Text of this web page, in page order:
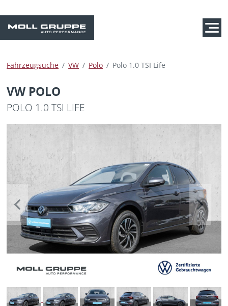
Fahrzeugsuche VW Polo Polo 1.0 TSI Life
VW POLO
POLO 1.0 TSI LIFE
Previous Next